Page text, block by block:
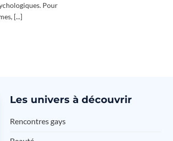
Pour
[...]
Les univers à découvrir
Rencontres gays